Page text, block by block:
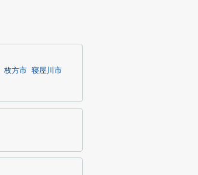
枚方市 寝屋川市